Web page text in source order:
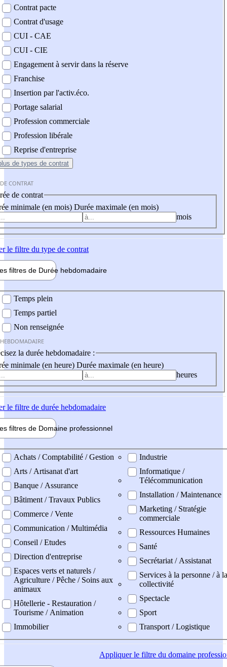
Contrat pacte
Contrat d'usage
CUI - CAE
CUI - CIE
Engagement à servir dans la réserve
Franchise
Insertion par l'activ.éco.
Portage salarial
Profession commerciale
Profession libérale
Reprise d'entreprise
de types de contrat
CONTRAT
de contrat
minimale (en mois) Durée maximale (en mois)
mois
le filtre du type de contrat
filtres de Durée hebdomadaire
Temps plein
Temps partiel
Non renseignée
la durée hebdomadaire :
minimale (en heure) Durée maximale (en heure)
heures
le filtre de durée hebdomadaire
filtres de Domaine professionnel
professionel
Achats / Comptabilité / Gestion
Arts / Artisanat d'art
Banque / Assurance
Bâtiment / Travaux Publics
Commerce / Vente
Communication / Multimédia
Conseil / Etudes
Direction d'entreprise
Espaces verts et naturels /
Agriculture / Pêche / Soins aux
animaux
Hôtellerie - Restauration /
Tourisme / Animation
Immobilier
Industrie
Informatique /
Télécommunication
Installation / Maintenance
Marketing / Stratégie
commerciale
Ressources Humaines
Santé
Secrétariat / Assistanat
Services à la personne / à la
collectivité
Spectacle
Sport
Transport / Logistique
Appliquerle filtre du domaine